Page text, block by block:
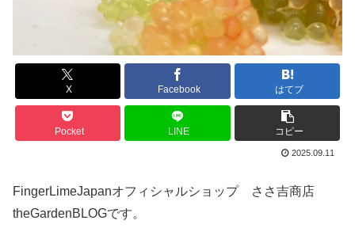
X Facebook はてブ
Pocket LINE コピー
2025.09.11
FingerLimeJapanオフィシャルショップ ささ吉商店
theGardenBLOGです。